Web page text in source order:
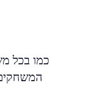
כמו בכל